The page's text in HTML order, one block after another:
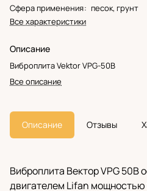
Сфера применения: песок, грунт
Все характеристики
Описание
Виброплита Vektor VPG-50В
Все описание
Описание Отзывы
Виброплита Вектор VPG 50В
двигателем Lifan мощностью